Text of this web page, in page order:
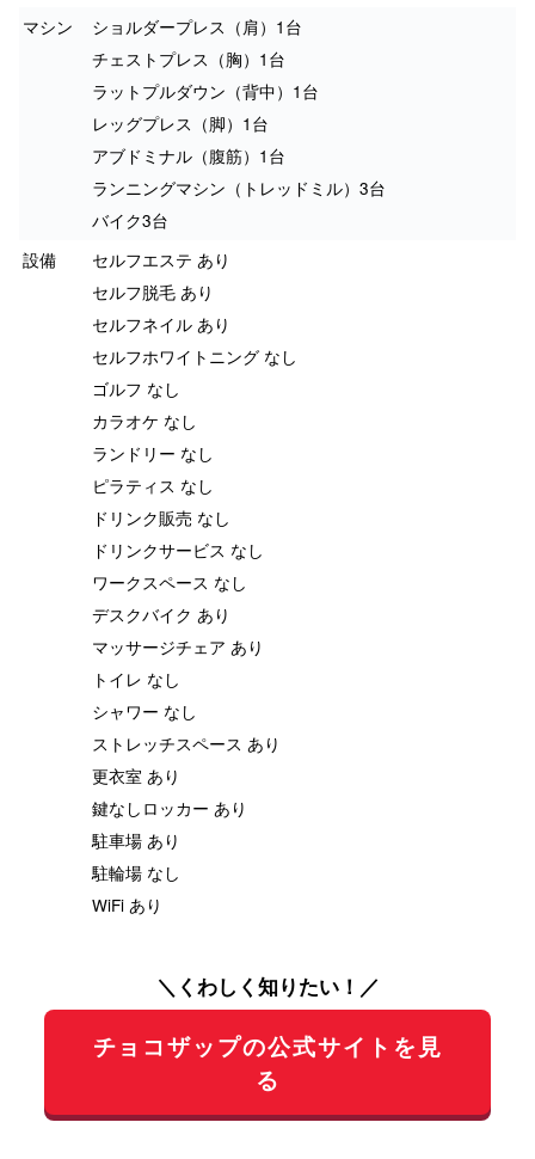
マシン
ショルダープレス（肩）1台
チェストプレス（胸）1台
ラットプルダウン（背中）1台
レッグプレス（脚）1台
アブドミナル（腹筋）1台
ランニングマシン（トレッドミル）3台
バイク3台
設備
セルフエステ あり
セルフ脱毛 あり
セルフネイル あり
セルフホワイトニング なし
ゴルフ なし
カラオケ なし
ランドリー なし
ピラティス なし
ドリンク販売 なし
ドリンクサービス なし
ワークスペース なし
デスクバイク あり
マッサージチェア あり
トイレ なし
シャワー なし
ストレッチスペース あり
更衣室 あり
鍵なしロッカー あり
駐車場 あり
駐輪場 なし
WiFi あり
＼くわしく知りたい！／
チョコザップの公式サイトを見
る